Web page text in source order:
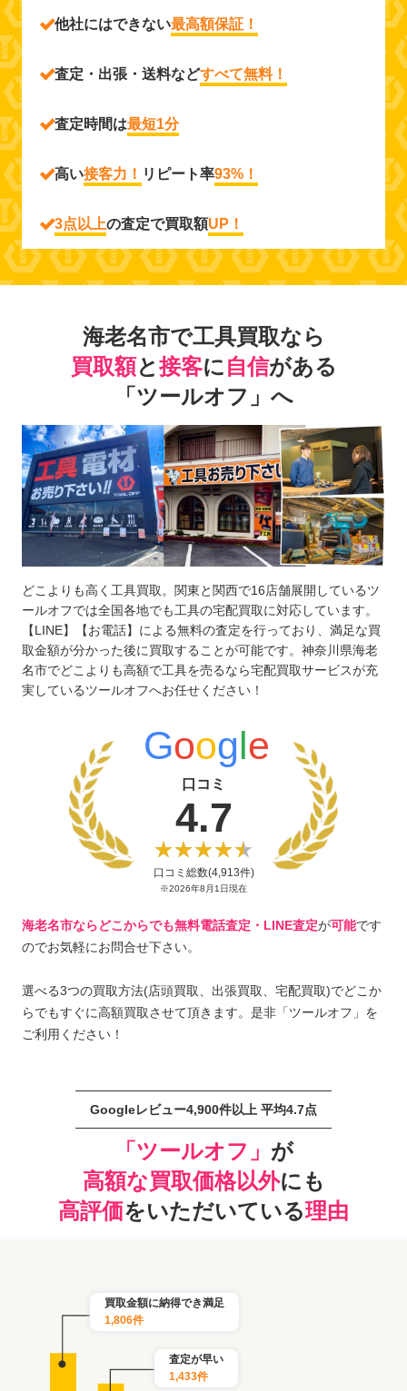
他社にはできない最高額保証！
査定・出張・送料などすべて無料！
査定時間は最短1分
高い接客力！ リピート率93%！
3点以上の査定で買取額UP！
海老名市で工具買取なら
買取額と接客に自信がある
「ツールオフ」へ
どこよりも高く工具買取。関東と関西で16店舗展開しているツ
ールオフでは全国各地でも工具の宅配買取に対応しています。
【LINE】【お電話】による無料の査定を行っており、満足な買
取金額が分かった後に買取することが可能です。神奈川県海老
名市でどこよりも高額で工具を売るなら宅配買取サービスが充
実しているツールオフへお任せください！
Google
口コミ
4.7
口コミ総数(4,913件)
※2026年8月1日現在
海老名市ならどこからでも無料電話査定・LINE査定が可能です
のでお気軽にお問合せ下さい。
選べる3つの買取方法(店頭買取、出張買取、宅配買取)でどこか
らでもすぐに高額買取させて頂きます。是非「ツールオフ」を
ご利用ください！
Googleレビュー4,900件以上 平均4.7点
「ツールオフ」 が
高額な買取価格以外にも
高評価をいただいている理由
買取金額に納得でき満足
1,806件
査定が早い
1,433件